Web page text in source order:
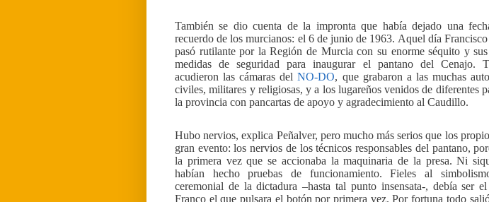
También se dio cuenta de la impronta que había dejado una
recuerdo de los murcianos: el 6 de junio de 1963. Aquel día
pasó rutilante por la Región de Murcia con su enorme séquito y
medidas de seguridad para inaugurar el pantano del Cenajo.
acudieron las cámaras delNO-DO, que grabaron a las muchas
civiles, militares y religiosas, y a los lugareños venidos de diferentes
la provincia con pancartas de apoyo y agradecimiento al Caudillo.
Hubo nervios, explica Peñalver, pero mucho más serios que los
gran evento: los nervios de los técnicos responsables del pantano,
la primera vez que se accionaba la maquinaria de la presa. Ni
habían hecho pruebas de funcionamiento. Fieles al
ceremonial de la dictadura –hasta tal punto insensata-, debía ser
Franco el que pulsara el botón por primera vez. Por fortuna todo